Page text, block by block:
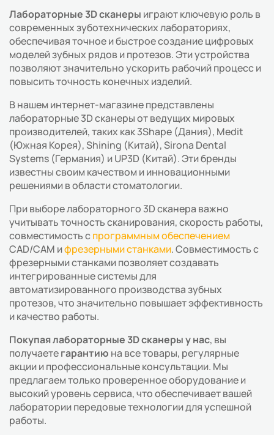
Лабораторные 3D сканеры играют ключевую роль в
современных зуботехнических лабораториях,
обеспечивая точное и быстрое создание цифровых
моделей зубных рядов и протезов. Эти устройства
позволяют значительно ускорить рабочий процесс и
повысить точность конечных изделий.
В нашем интернет-магазине представлены
лабораторные 3D сканеры от ведущих мировых
производителей, таких как 3Shape (Дания), Medit
(Южная Корея), Shining (Китай), Sirona Dental
Systems (Германия) и UP3D (Китай). Эти бренды
известны своим качеством и инновационными
решениями в области стоматологии.
При выборе лабораторного 3D сканера важно
учитывать точность сканирования, скорость работы,
совместимость спрограммным обеспечением
CAD/CAM ифрезерными станками. Совместимость с
фрезерными станками позволяет создавать
интегрированные системы для
автоматизированного производства зубных
протезов, что значительно повышает эффективность
и качество работы.
Покупая лабораторные 3D сканеры у нас, вы
получаетегарантию на все товары, регулярные
акции и профессиональные консультации. Мы
предлагаем только проверенное оборудование и
высокий уровень сервиса, что обеспечивает вашей
лаборатории передовые технологии для успешной
работы.